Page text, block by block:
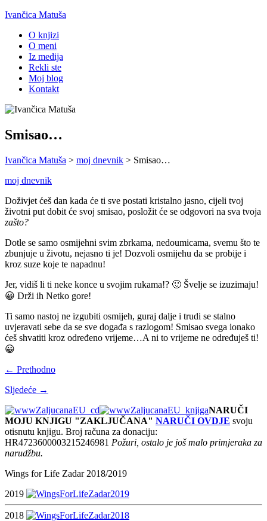
Ivančica Matuša
O knjizi
O meni
Iz medija
Rekli ste
Moj blog
Kontakt
Smisao…
Ivančica Matuša > moj dnevnik > Smisao…
moj dnevnik
Doživjet ćeš dan kada će ti sve postati kristalno jasno, cijeli tvoj
životni put dobit će svoj smisao, posložit će se odgovori na sva tvoja
zašto?
Dotle se samo osmijehni svim zbrkama, nedoumicama, svemu što te
zbunjuje u životu, nejasno ti je! Dozvoli osmijehu da se probije i
kroz suze koje te napadnu!
Jer, vidiš li ti neke konce u svojim rukama!? 🙂 Švelje se izuzimaju!
😀 Drži ih Netko gore!
Ti samo nastoj ne izgubiti osmijeh, guraj dalje i trudi se stalno
uvjeravati sebe da se sve događa s razlogom! Smisao svega ionako
ćeš shvatiti kroz određeno vrijeme…A ni to vrijeme ne određuješ ti!
😀
← Prethodno
Sljedeće →
NARUČI
MOJU KNJIGU "ZAKLJUČANA" NARUČI OVDJE svoju
otisnutu knjigu. Broj računa za donaciju:
HR4723600003215246981 Požuri, ostalo je još malo primjeraka za
narudžbu.
Wings for Life Zadar 2018/2019
2019
2018